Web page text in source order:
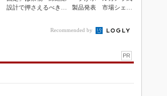
設計で押さえるべき基
製品発表 市場シェア
Recommended by
PR